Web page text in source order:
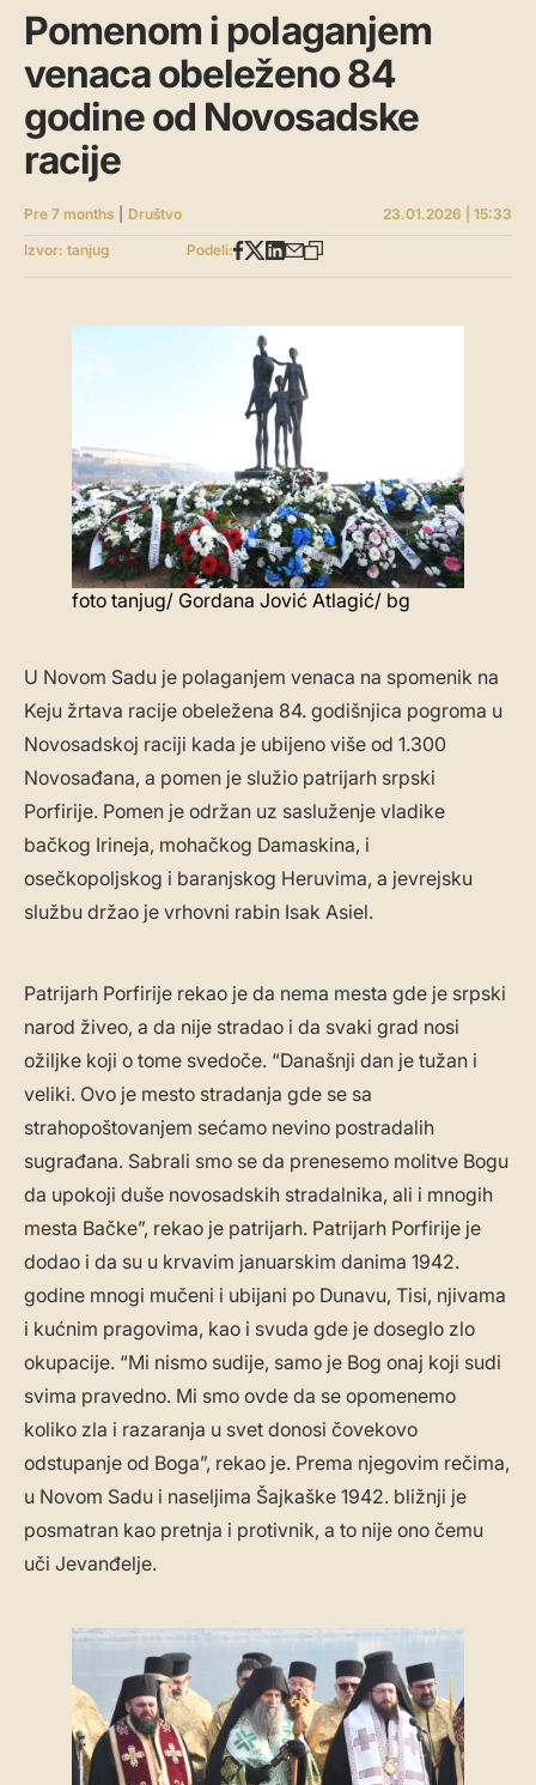
Pomenom i polaganjem
venaca obeleženo 84
godine od Novosadske
racije
Pre 7 months Društvo
23.01.2026 | 15:33
Izvor: tanjug
Podeli:
foto tanjug/ Gordana Jović Atlagić/ bg
U Novom Sadu je polaganjem venaca na spomenik na
Keju žrtava racije obeležena 84. godišnjica pogroma u
Novosadskoj raciji kada je ubijeno više od 1.300
Novosađana, a pomen je služio patrijarh srpski
Porfirije. Pomen je održan uz sasluženje vladike
bačkog Irineja, mohačkog Damaskina, i
osečkopoljskog i baranjskog Heruvima, a jevrejsku
službu držao je vrhovni rabin Isak Asiel.
Patrijarh Porfirije rekao je da nema mesta gde je srpski
narod živeo, a da nije stradao i da svaki grad nosi
ožiljke koji o tome svedoče. “Današnji dan je tužan i
veliki. Ovo je mesto stradanja gde se sa
strahopoštovanjem sećamo nevino postradalih
sugrađana. Sabrali smo se da prenesemo molitve Bogu
da upokoji duše novosadskih stradalnika, ali i mnogih
mesta Bačke”, rekao je patrijarh. Patrijarh Porfirije je
dodao i da su u krvavim januarskim danima 1942.
godine mnogi mučeni i ubijani po Dunavu, Tisi, njivama
i kućnim pragovima, kao i svuda gde je doseglo zlo
okupacije. “Mi nismo sudije, samo je Bog onaj koji sudi
svima pravedno. Mi smo ovde da se opomenemo
koliko zla i razaranja u svet donosi čovekovo
odstupanje od Boga”, rekao je. Prema njegovim rečima,
u Novom Sadu i naseljima Šajkaške 1942. bližnji je
posmatran kao pretnja i protivnik, a to nije ono čemu
uči Jevanđelje.